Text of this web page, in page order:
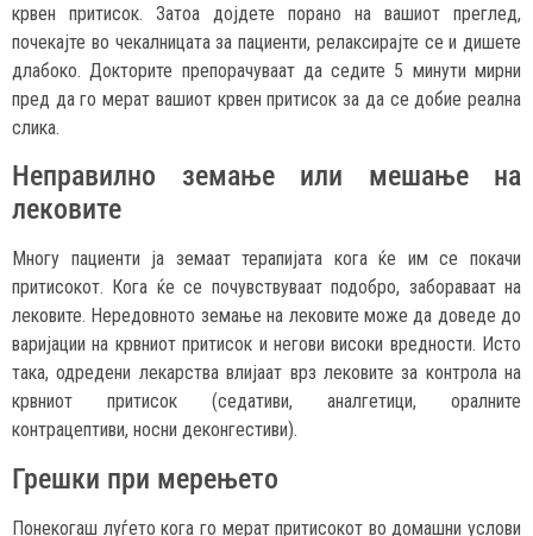
крвен притисок. Затоа дојдете порано на вашиот преглед,
почекајте во чекалницата за пациенти, релаксирајте се и дишете
длабоко. Докторите препорачуваат да седите 5 минути мирни
пред да го мерат вашиот крвен притисок за да се добие реална
слика.
Неправилно земање или мешање на
лековите
Многу пациенти ја земаат терапијата кога ќе им се покачи
притисокот. Кога ќе се почувствуваат подобро, забораваат на
лековите. Нередовното земање на лековите може да доведе до
варијации на крвниот притисок и негови високи вредности. Исто
така, одредени лекарства влијаат врз лековите за контрола на
крвниот притисок (седативи, аналгетици, оралните
контрацептиви, носни деконгестиви).
Грешки при мерењето
Понекогаш луѓето кога го мерат притисокот во домашни услови